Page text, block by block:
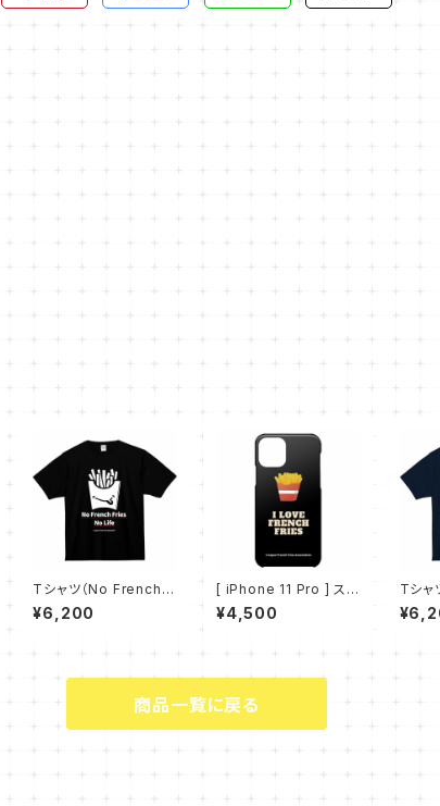
Tシャツ（No French F
ries No Life - 黒）
¥6,200
[ iPhone 11 Pro ] スマ
ホケース（I LOVE FRE
NCH FRIES）
¥4,500
Tシャ
ries
ー）
商品一覧に戻る